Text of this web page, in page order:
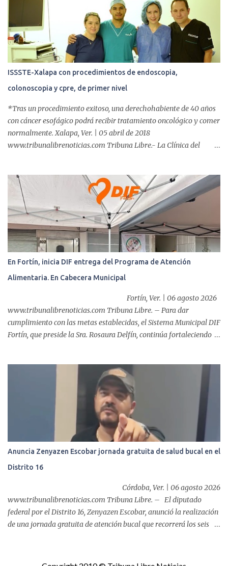
ISSSTE-Xalapa con procedimientos de endoscopia,
colonoscopia y cpre, de primer nivel
*Tras un procedimiento exitoso, una derechohabiente de 40 años
con cáncer esofágico podrá recibir tratamiento oncológico y comer
normalmente. Xalapa, Ver. | 05 abril de 2018
www.tribunalibrenoticias.com Tribuna Libre.- La Clínica del
incluyen endoscopia, colonoscopia y colangiopancreatografía
retrógrada endoscópica (CPRE), con equipo de alta tecnología de
videoendoscopia gástrica y con especialistas certificados. Además
se cuenta con endoscopios de última tecnología que permiten
diagnósticos con mayor certeza y sin dolor para el paciente, a
través de la atención de un equipo de profesionales
multidisciplinario: tres endoscopistas, anestesiólogo y personal
auxiliar y de enfermería. En esta semana, se realizó un nuevo caso
de éxito, pues a través de la colocación de un stent metálico
esofágico, una derechohabiente con un tumor en el ...
En Fortín, inicia DIF entrega del Programa de Atención
Alimentaria. En Cabecera Municipal
Fortín, Ver. | 06 agosto 2026
www.tribunalibrenoticias.com Tribuna Libre. – Para dar
cumplimiento con las metas establecidas, el Sistema Municipal DIF
Fortín, que preside la Sra. Rosaura Delfín, continúa fortaleciendo
Días y Primera Infancia” que inició este miércoles en la cabecera
municipal. Se trata de una estrategia que busca contribuir al
desarrollo y la nutrición de niñas, niños y mujeres en esta
importante etapa de vida. Durante la jornada, en la explanada del
Súper Ahorros, el director del organismo asistencial, Lic. Carlos
Adiel Pereda, realizó un recorrido por las sedes de entre...
Anuncia Zenyazen Escobar jornada gratuita de salud bucal en el
Distrito 16
Córdoba, Ver. | 06 agosto 2026
www.tribunalibrenoticias.com Tribuna Libre. – El diputado
federal por el Distrito 16, Zenyazen Escobar, anunció la realización
de una jornada gratuita de atención bucal que recorrerá los seis